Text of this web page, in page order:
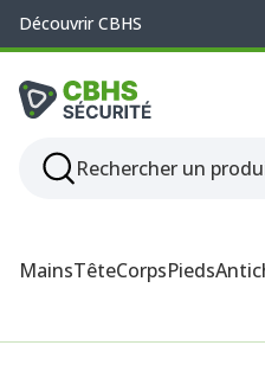
Découvrir CBHS
MainsTêteCorpsPieds